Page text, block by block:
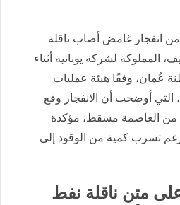
من انفجار غامض أصاب ناقلة
المملوكة لشركة يونانية أثناء
عُمان، وفقًا هيئة عمليات
التي أوضحت أن الانفجار وقع
ميلًا بحريًا من العاصمة مسقط، مؤكدة
تسرب كمية من الوقود إلى
متن ناقلة نفط